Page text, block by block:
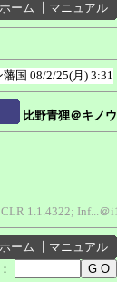
ホーム マニュアル
藩国 08/2/25(月) 3:31
比野青狸＠キノ
1.1.4322; Inf...＠
ホーム マニュアル